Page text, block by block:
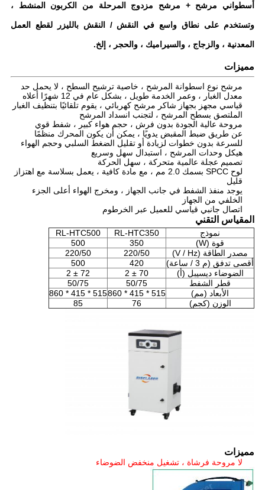
أسطواني مرشح + مرشح مزدوج المرحلة من الكربون المنشط ،
وتستخدم على نطاق واسع في النقش / النقش بالليزر لقطع العمل
المعدنية ، والزجاج ، والسيراميك ، والحجر ، إلخ.
مميزات
مرشح نوع اسطوانة المرشح ، خاصية ترشيح السطح ، لا يحمل حد
معدل الغبار ، وعمر الخدمة طويل ، بشكل عام في 12 شهرًا أعلاه
قياسي مجهز بجهاز شاكر مرشح كهربائي ، يقوم تلقائيًا بتنظيف الغبار
الملتصق بسطح المرشح ، لتجنب انسداد المرشح
مروحة عالية الجودة بدون فرش ، حجم هواء كبير ، شفط قوي
عن طريق ضبط المقبض يدويًا ، يمكن أن يكون المحرك منظمًا
للسرعة بدون خطوات لزيادة أو تقليل الضغط السلبي وحجم الهواء
هيكل وحدات المرشح ، استبدال سهل وسريع
تصميم عجلة عالمية متحركة ، سهل الحركة
لوح SPCC بسمك 2.0 مم ، مع مادة كافية ، يعمل بسلاسة مع اهتزاز
قليل
يوجد منفذ الشفط في جانب الجهاز ، ومخرج الهواء أعلى الجزء
الخلفي من الجهاز
اتصال جانبي قياسي للعميل عبر الخرطوم
المقياس التقني
نموذج RL-HTC350
RL-HTC500
قوة (W)
350
500
مصدر الطاقة (V / Hz)
220/50
220/50
أقصى تدفق (م 3 / ساعة)
420
500
الضوضاء ديسيبل (أ)
70 ± 2
72 ± 2
قطر الشفط
50/75
50/75
الأبعاد (مم)
515 * 415 * 860
515 * 415 * 860
الوزن (كجم)
76
85
مميزات
لا مروحة فرشاة ، تشغيل منخفض الضوضاء